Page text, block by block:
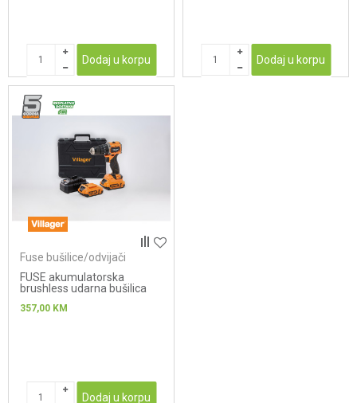
Dodaj u korpu Dodaj u korpu
Fuse bušilice/odvijači
FUSE akumulatorska
brushless udarna bušilica
357,00 KM
Dodaj u korpu